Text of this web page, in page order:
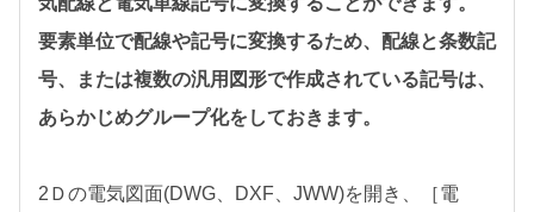
要素単位で配線や記号に変換するため、配線と条数記
号、または複数の汎用図形で作成されている記号は、
あらかじめグループ化をしておきます。
2Ｄの電気図面(DWG、DXF、JWW)を開き、［電